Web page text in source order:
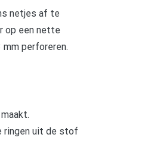
netjes af te
op een nette
mm perforeren.
ringen uit de stof